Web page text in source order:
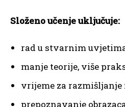
Složeno učenje uključuje:
rad u stvarnim
manje teorije, više
vrijeme za razmišljanje
prepoznavanje